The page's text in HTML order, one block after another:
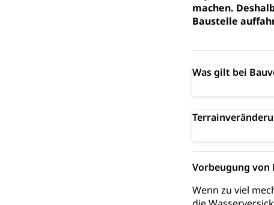
machen.
Baustelle
Was gilt bei
Vorbeugung
Wenn zu viel
Soziale
Kranken-
Sucht und
Fachstelle